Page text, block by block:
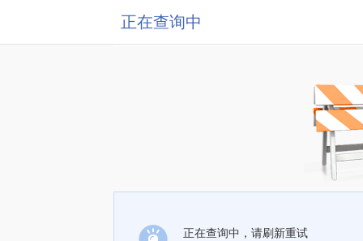
正在查询中
正在查询中，请刷新重试